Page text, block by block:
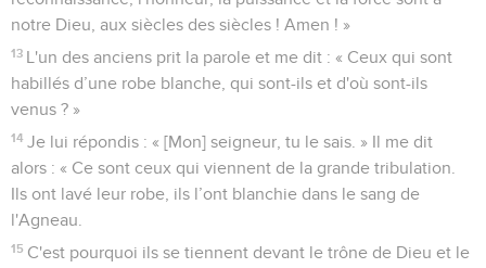
notre Dieu, aux siècles des siècles ! Amen ! »
13 L'un des anciens prit la parole et me dit : « Ceux qui sont
habillés d’une robe blanche, qui sont-ils et d'où sont-ils
venus ? »
14 Je lui répondis : « [Mon] seigneur, tu le sais. » Il me dit
alors : « Ce sont ceux qui viennent de la grande tribulation.
Ils ont lavé leur robe, ils l’ont blanchie dans le sang de
l'Agneau.
15 C'est pourquoi ils se tiennent devant le trône de Dieu et le